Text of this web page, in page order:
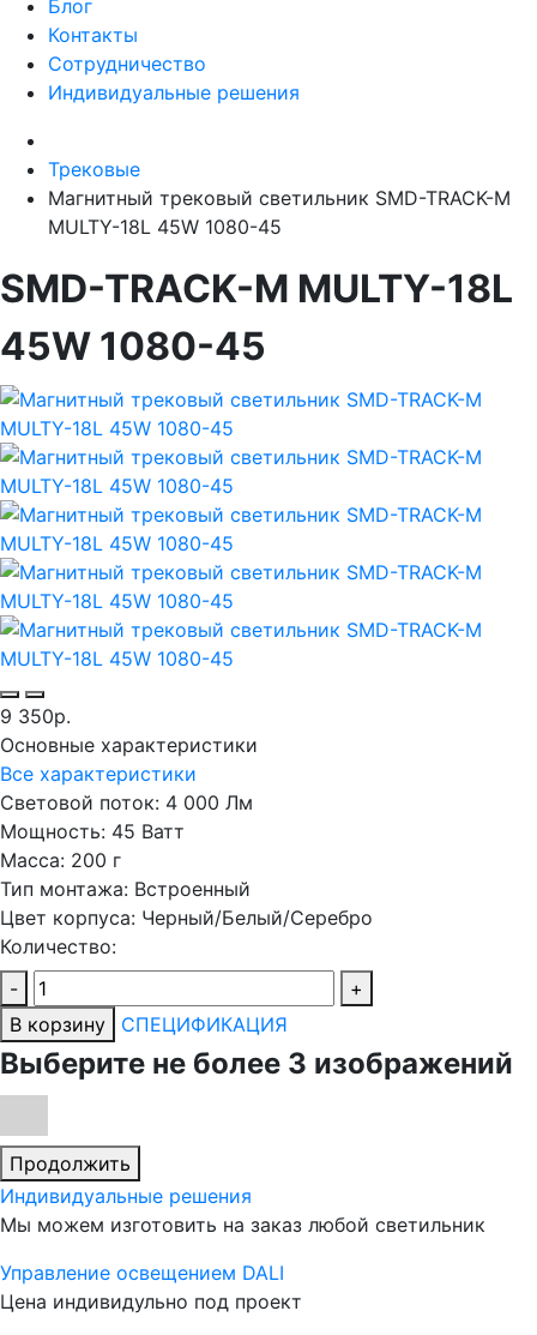
Блог
Контакты
Сотрудничество
Индивидуальные решения
Трековые
Магнитный трековый светильник SMD-TRACK-M
MULTY-18L 45W 1080-45
SMD-TRACK-M MULTY-18L
45W 1080-45
9 350р.
Основные характеристики
Все характеристики
Световой поток: 4 000 Лм
Мощность: 45 Ватт
Масса: 200 г
Тип монтажа: Встроенный
Цвет корпуса: Черный/Белый/Серебро
Количество:
-
+
В корзину
СПЕЦИФИКАЦИЯ
Выберите не более 3 изображений
Продолжить
Индивидуальные решения
Мы можем изготовить на заказ любой светильник
Управление освещением DALI
Цена индивидульно под проект